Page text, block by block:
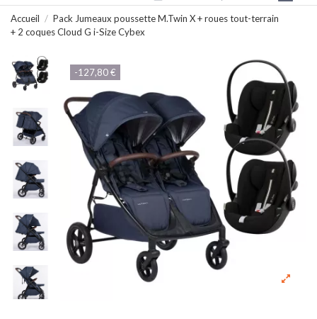
Accueil
Pack Jumeaux poussette M.Twin X + roues tout-terrain
+ 2 coques Cloud G i-Size Cybex
-127,80 €